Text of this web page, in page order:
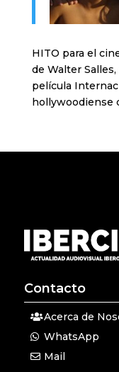
HITO para el
de Walter
película
hollywoodiense
Contacto
Acerca de
WhatsApp
Mail